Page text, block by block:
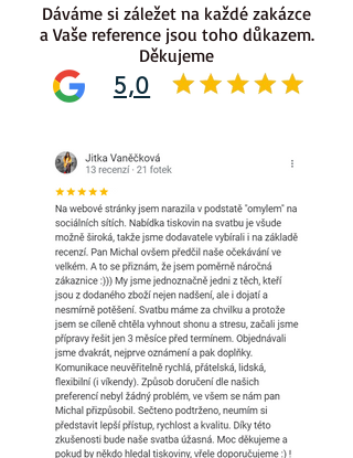
5,0
Dáváme si záležet na každé zakázce
a Vaše reference jsou toho důkazem.
Děkujeme